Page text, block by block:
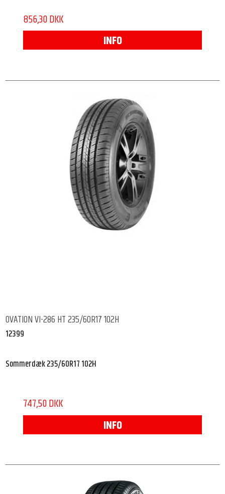
856,30 DKK
INFO
OVATION VI-286 HT 235/60R17 102H
12399
Sommerdæk 235/60R17 102H
747,50 DKK
INFO